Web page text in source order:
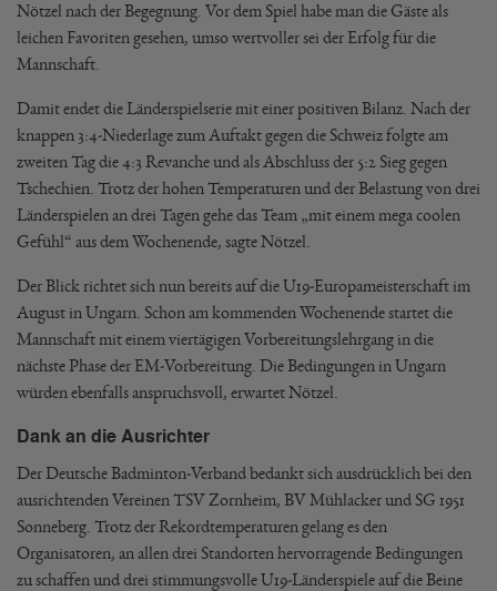
Nötzel nach der Begegnung. Vor dem Spiel habe man die Gäste als
leichen Favoriten gesehen, umso wertvoller sei der Erfolg für die
Mannschaft.
Damit endet die Länderspielserie mit einer positiven Bilanz. Nach der
knappen 3:4-Niederlage zum Auftakt gegen die Schweiz folgte am
zweiten Tag die 4:3 Revanche und als Abschluss der 5:2 Sieg gegen
Tschechien. Trotz der hohen Temperaturen und der Belastung von drei
Länderspielen an drei Tagen gehe das Team „mit einem mega coolen
Gefühl“ aus dem Wochenende, sagte Nötzel.
Der Blick richtet sich nun bereits auf die U19-Europameisterschaft im
August in Ungarn. Schon am kommenden Wochenende startet die
Mannschaft mit einem viertägigen Vorbereitungslehrgang in die
nächste Phase der EM-Vorbereitung. Die Bedingungen in Ungarn
würden ebenfalls anspruchsvoll, erwartet Nötzel.
Dank an die Ausrichter
Der Deutsche Badminton-Verband bedankt sich ausdrücklich bei den
ausrichtenden Vereinen TSV Zornheim, BV Mühlacker und SG 1951
Sonneberg. Trotz der Rekordtemperaturen gelang es den
Organisatoren, an allen drei Standorten hervorragende Bedingungen
zu schaffen und drei stimmungsvolle U19-Länderspiele auf die Beine